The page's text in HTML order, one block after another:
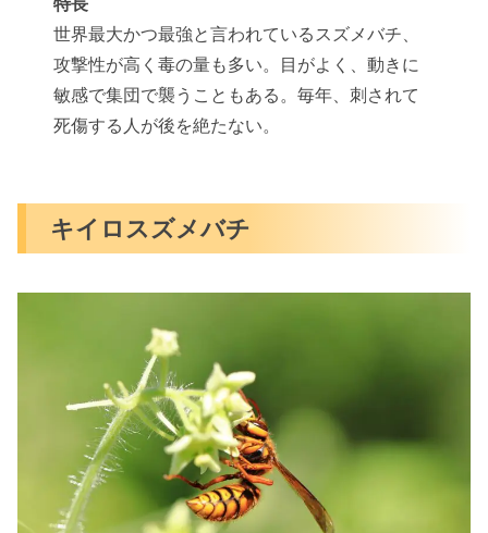
世界最大かつ最強と言われているスズメバチ、
攻撃性が高く毒の量も多い。目がよく、動きに
敏感で集団で襲うこともある。毎年、刺されて
死傷する人が後を絶たない。
キイロスズメバチ